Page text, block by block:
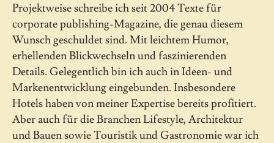
Projektweise schreibe ich seit 2004 Texte für
corporate publishing-Magazine, die genau diesem
Wunsch geschuldet sind. Mit leichtem Humor,
erhellenden Blickwechseln und faszinierenden
Details. Gelegentlich bin ich auch in Ideen- und
Markenentwicklung eingebunden. Insbesondere
Hotels haben von meiner Expertise bereits profitiert.
Aber auch für die Branchen Lifestyle, Architektur
und Bauen sowie Touristik und Gastronomie war ich